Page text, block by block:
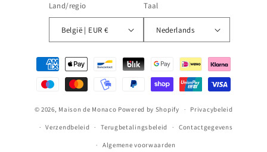
Land/regio
België | EUR €
Taal
Nederlands
Betaalmethoden
© 2026, Maison de Monaco Powered by Shopify Privacybeleid
Verzendbeleid Terugbetalingsbeleid Contactgegevens
Algemene voorwaarden